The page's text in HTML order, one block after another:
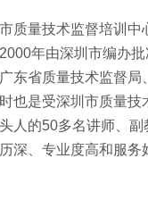
质量技术监督培训
年由深圳市编办
东省质量技术监督
也是受深圳市质量
人的50多名讲师、
深、专业度高和服务